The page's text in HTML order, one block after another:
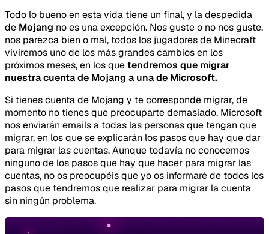
Todo lo bueno en esta vida tiene un final, y la despedida
de Mojang no es una excepción. Nos guste o no nos guste,
nos parezca bien o mal, todos los jugadores de Minecraft
viviremos uno de los más grandes cambios en los
próximos meses, en los quetendremos que migrar
nuestra cuenta de Mojang a una de Microsoft.
Si tienes cuenta de Mojang y te corresponde migrar, de
momento no tienes que preocuparte demasiado. Microsoft
nos enviarán emails a todas las personas que tengan que
migrar, en los que se explicarán los pasos que hay que dar
para migrar las cuentas. Aunque todavía no conocemos
ninguno de los pasos que hay que hacer para migrar las
cuentas, no os preocupéis que yo os informaré de todos los
pasos que tendremos que realizar para migrar la cuenta
sin ningún problema.